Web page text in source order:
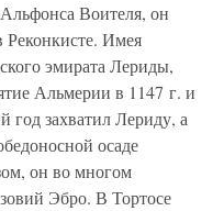
Воителя, он
Реконкисте. Имея
эмирата Лериды,
Альмерии в 1147 г. и
год захватил Лериду, а
осаде
он во многом
Эбро. В Тортосе